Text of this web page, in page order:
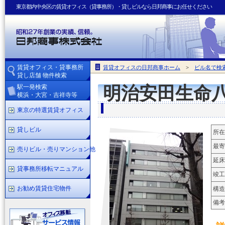
東京都内中央区の賃貸オフィス（貸事務所）・貸しビルなら日邦商事にお任せください
賃貸オフィスの日邦商事ホーム > ビル名で検
明治安田生命
所
最
延床
竣工
構
備考
賃貸オフィス・貸事務所
貸し店舗 物件検索
駅一発検索
横浜・大宮・吉祥寺等
東京の特選賃貸オフィス
貸しビル
売りビル・売りマンション他
貸事務所移転マニュアル
お勧め賃貸住宅物件